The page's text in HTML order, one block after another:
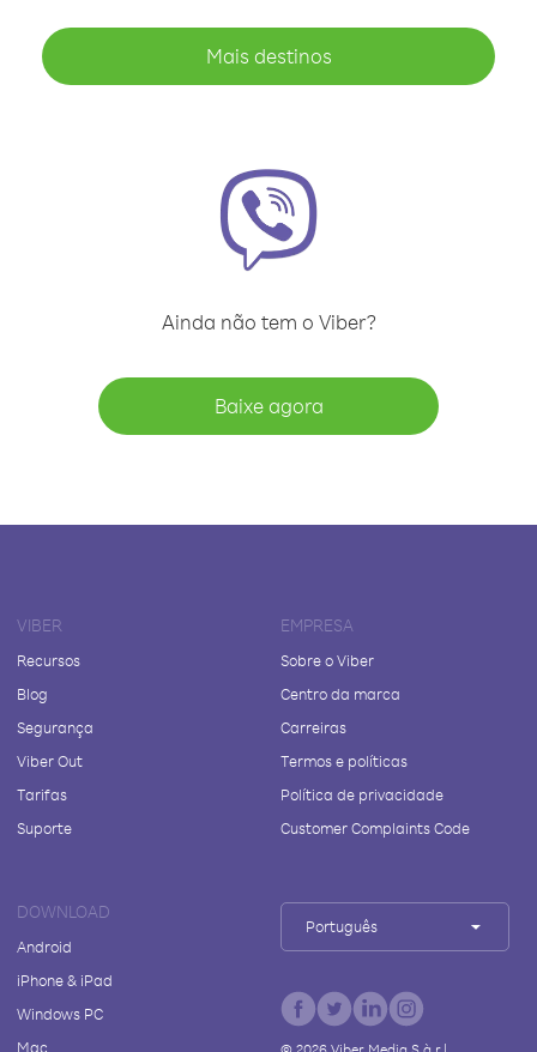
Mais destinos
Ainda não tem o Viber?
Baixe agora
VIBER
Recursos
Blog
Segurança
Viber Out
Tarifas
Suporte
EMPRESA
Sobre o Viber
Centro da marca
Carreiras
Termos e políticas
Política de privacidade
Customer Complaints Code
DOWNLOAD
Android
iPhone & iPad
Windows PC
Mac
Português